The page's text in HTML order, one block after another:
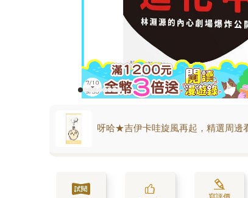
呀哈★吉伊卡哇旋風再起，精選周邊